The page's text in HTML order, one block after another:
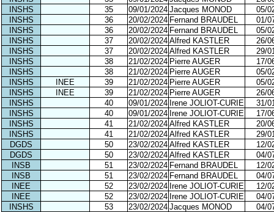
INSHS
35 09/01/2024 Jacques MONOD
05/
INSHS
36 20/02/2024 Fernand BRAUDEL
01/
INSHS
36 20/02/2024 Fernand BRAUDEL
05/
INSHS
37 20/02/2024 Alfred KASTLER
26/
INSHS
37 20/02/2024 Alfred KASTLER
29/
INSHS
38 21/02/2024 Pierre AUGER
17/
INSHS
38 21/02/2024 Pierre AUGER
05/
INSHS
INEE 39 21/02/2024 Pierre AUGER
05/
INSHS
INEE 39 21/02/2024 Pierre AUGER
26/
INSHS
40 09/01/2024 Irene JOLIOT-CURIE
31/
INSHS
40 09/01/2024 Irene JOLIOT-CURIE
17/
INSHS
41 21/02/2024 Alfred KASTLER
20/
INSHS
41 21/02/2024 Alfred KASTLER
29/
DGDS
50 23/02/2024 Alfred KASTLER
12/
DGDS
50 23/02/2024 Alfred KASTLER
04/
INSB
51 23/02/2024 Fernand BRAUDEL
12/
INSB
51 23/02/2024 Fernand BRAUDEL
04/
INEE
52 23/02/2024 Irene JOLIOT-CURIE
12/
INEE
52 23/02/2024 Irene JOLIOT-CURIE
04/
INSHS
53 23/02/2024 Jacques MONOD
04/